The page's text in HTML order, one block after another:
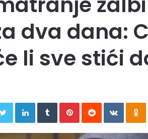
dva dana:
li sve stići
TwitterLinkedInTumblrPinterestReddit